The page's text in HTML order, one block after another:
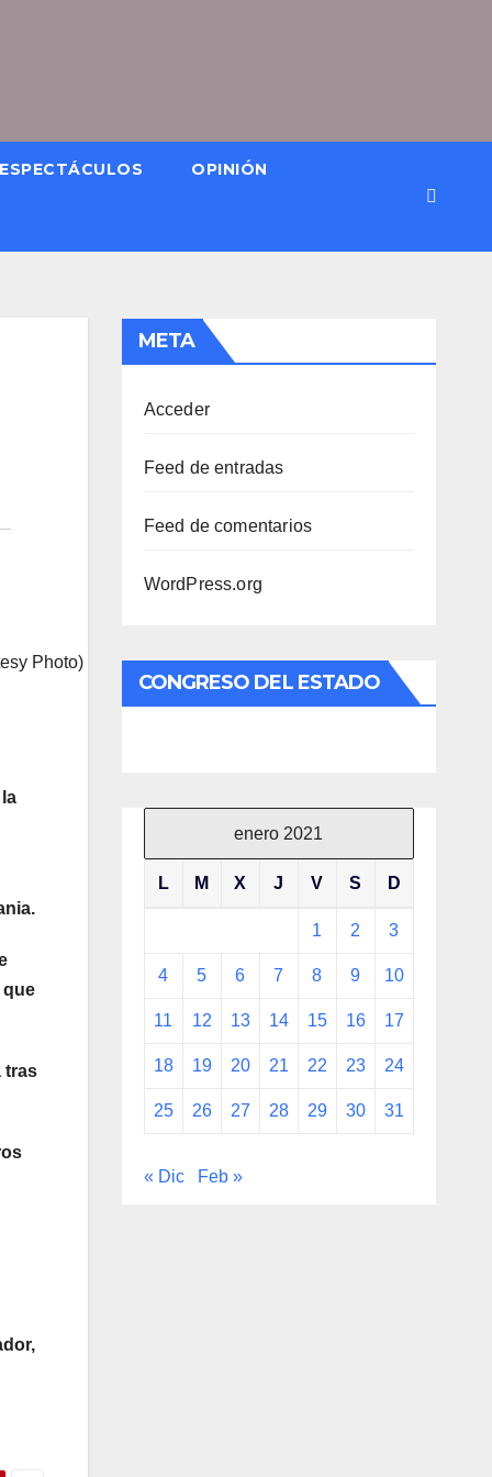
ESPECTÁCULOS OPINIÓN
Photo)
que
tras
META
Acceder
Feed de entradas
Feed de comentarios
WordPress.org
CONGRESO DEL ESTADO
enero 2021
L M X J V S D
1 2 3
4 5 6 7 8 9 10
11 12 13 14 15 16 17
18 19 20 21 22 23 24
25 26 27 28 29 30 31
« Dic Feb »